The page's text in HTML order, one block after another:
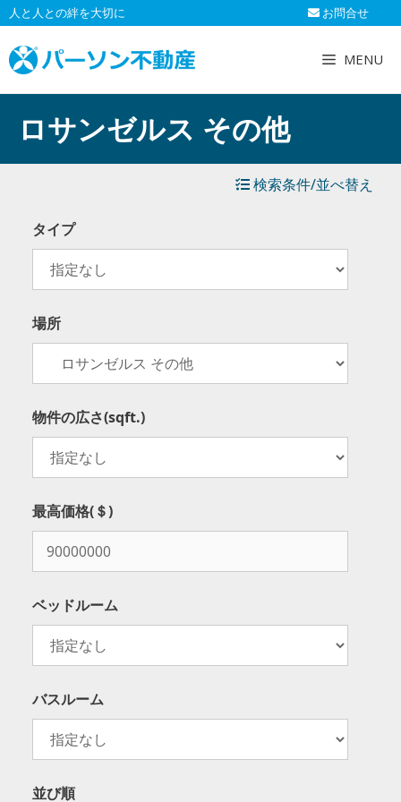
コ
ン
テ
ン
ツ
キ
人と人との絆を大切に お問合せ
MENU
ロサンゼルス その他
検索条件/並べ替え
タイプ
場所
物件の広さ(sqft.)
最高価格(＄)
ベッドルーム
バスルーム
並び順